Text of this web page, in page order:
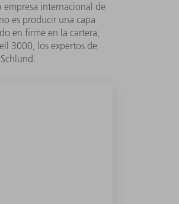
empresa internacional de
es producir una capa
en firme en la cartera,
3000, los expertos de